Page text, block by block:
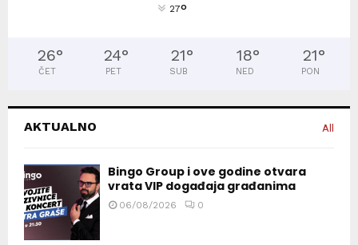
27°
26°
ČET
24°
PET
21°
SUB
18°
NED
21°
PON
AKTUALNO All
Bingo Group i ove godine otvara
vrata VIP događaja građanima
06/08/2026 0